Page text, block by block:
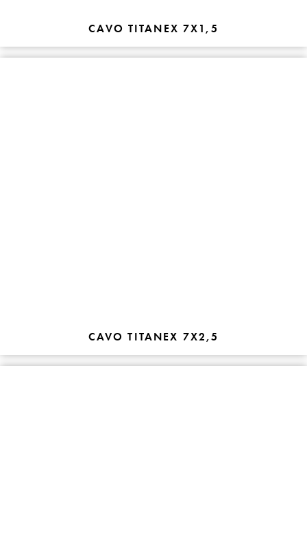
CAVO TITANEX 7X1,5
CAVO TITANEX 7X2,5